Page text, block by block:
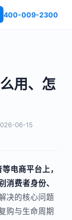
400-009-2300
用、怎
06-15
电商平台上，
消费者身份、
决的核心问题
购与生命周期